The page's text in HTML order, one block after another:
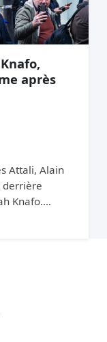
après
Attali, Alain
derrière
Knafo.